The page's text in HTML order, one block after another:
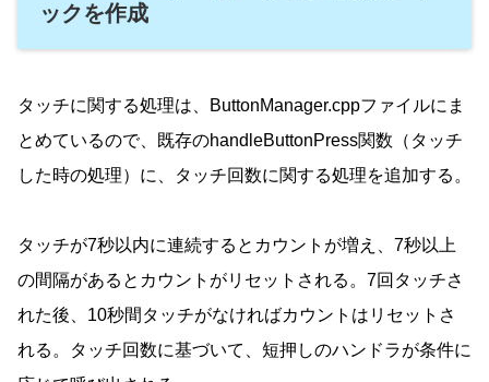
ックを作成
タッチに関する処理は、ButtonManager.cppファイルにま
とめているので、既存のhandleButtonPress関数（タッチ
した時の処理）に、タッチ回数に関する処理を追加する。
タッチが7秒以内に連続するとカウントが増え、7秒以上
の間隔があるとカウントがリセットされる。7回タッチさ
れた後、10秒間タッチがなければカウントはリセットさ
れる。タッチ回数に基づいて、短押しのハンドラが条件に